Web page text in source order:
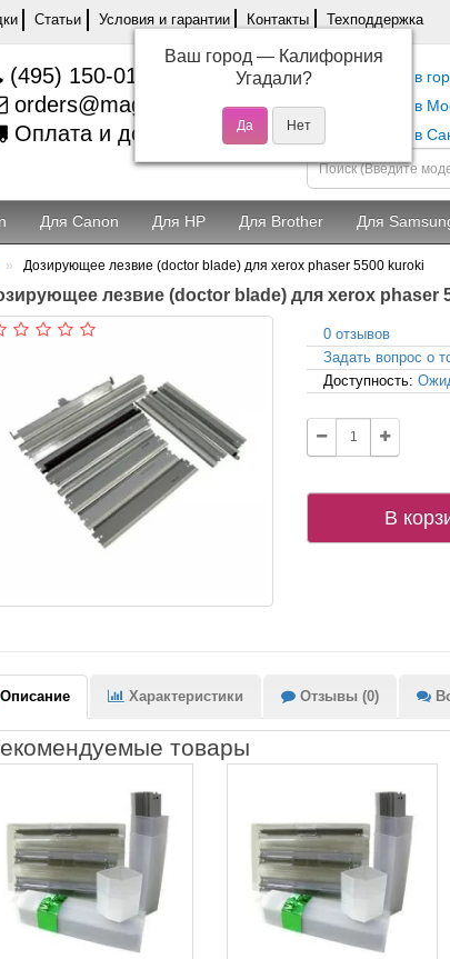
Статьи Условия и гарантии Контакты Техподдержка
(495) 150-01-37
orders@magentashop.ru
Оплата и доставка
Самовывоз в
Самовывоз в
Самовывоз в
Для Canon Для HP Для Brother Для
Дозирующее лезвие (doctor blade) для xerox phaser 5500 kuroki
лезвие (doctor blade) для xerox phaser
0 отзывов
Задать вопрос о
Доступность:
В
Характеристики Отзывы (0)
товары
Ваш город — Калифорния
Угадали?